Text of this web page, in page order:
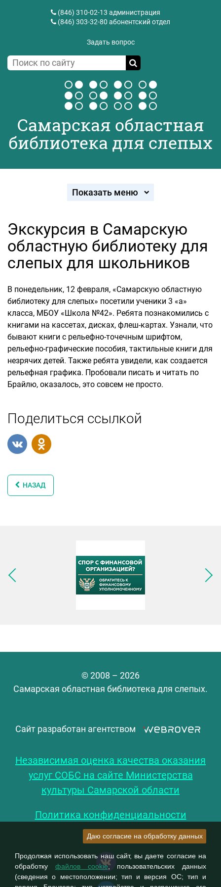
(846) 310-02-13 администрация
(846) 303-32-80 абонентский отдел
Задать вопрос
Самарская областная
библиотека для слепых
Показать меню
Экскурсия в Самарскую
областную библиотеку для
слепых для школьников
В понедельник, 12 февраля, «Самарскую областную
библиотеку для слепых» посетили ученики 3 «а»
класса, МБОУ «Школа №42». Ребята познакомились с
книгами на кассетах, дисках, флеш-картах. Узнали, что
бывают книги с рельефно-точечным шрифтом,
рельефно-графические пособия, тактильные книги для
незрячих детей. Также ребята увидели, как создается
рельефная графика. Пробовали писать и читать по
Брайлю, оказалось, это совсем не просто.
Поделиться ссылкой
НАЗАД
Следующее изображение
© 2008 – 2026
Самарская областная библиотека для слепых.
Сайт разработан агентством
Независимая оценка качества оказания
услуг СОБС на сайте Министерства
культуры Самарской области
Политика конфиденциальности
Даю согласие на обработку данных
Продолжая использовать наш сайт, вы даете согласие на
обработку файлов cookie, пользовательских данных
(сведения о местоположении; тип и версия ОС; тип и